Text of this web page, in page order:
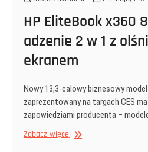
HP EliteBook x360
adzenie 2 w 1 z
ekranem
Nowy 13,3-calowy biznesowy
zaprezentowany na targach CES
zapowiedziami producenta –
Zobacz więcej HP